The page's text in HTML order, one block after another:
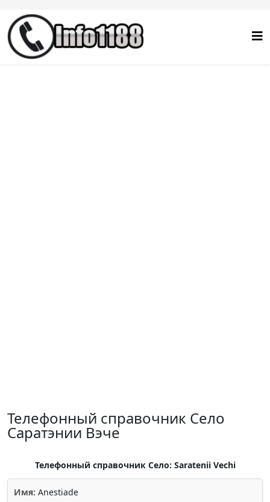
Телефонный справочник Село
Саратэнии Вэче
Телефонный справочник Село: Saratenii Vechi
Имя: Anestiade